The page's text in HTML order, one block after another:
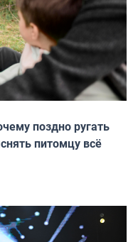
поздно ругать
питомцу всё